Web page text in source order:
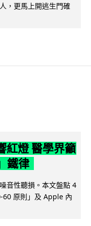
，更馬上開逃生門確
紅燈 醫學界籲
鐵律
音性聽損。本文盤點 4
60 原則」及 Apple 內